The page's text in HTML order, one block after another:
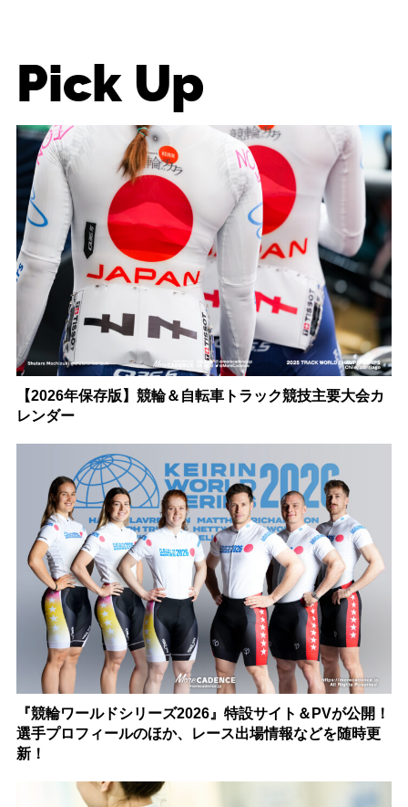
Pick Up
【2026年保存版】競輪＆自転車トラック競技主要大会カ
レンダー
『競輪ワールドシリーズ2026』特設サイト＆PVが公開！
選手プロフィールのほか、レース出場情報などを随時更
新！